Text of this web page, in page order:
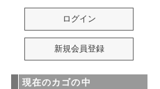
現在のカゴの中